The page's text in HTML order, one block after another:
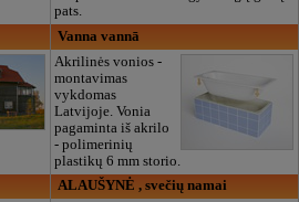
pats.
Vanna vannā
Akrilinės vonios -
montavimas
vykdomas
Latvijoje. Vonia
pagaminta iš akrilo
- polimerinių
plastikų 6 mm storio.
ALAUŠYNĖ , svečių namai